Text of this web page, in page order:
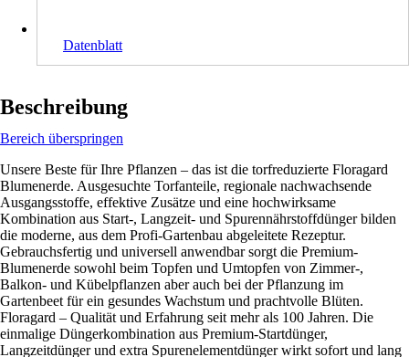
Datenblatt
Beschreibung
Bereich überspringen
Unsere Beste für Ihre Pflanzen – das ist die torfreduzierte Floragard
Blumenerde. Ausgesuchte Torfanteile, regionale nachwachsende
Ausgangsstoffe, effektive Zusätze und eine hochwirksame
Kombination aus Start-, Langzeit- und Spurennährstoffdünger bilden
die moderne, aus dem Profi-Gartenbau abgeleitete Rezeptur.
Gebrauchsfertig und universell anwendbar sorgt die Premium-
Blumenerde sowohl beim Topfen und Umtopfen von Zimmer-,
Balkon- und Kübelpflanzen aber auch bei der Pflanzung im
Gartenbeet für ein gesundes Wachstum und prachtvolle Blüten.
Floragard – Qualität und Erfahrung seit mehr als 100 Jahren. Die
einmalige Düngerkombination aus Premium-Startdünger,
Langzeitdünger und extra Spurenelementdünger wirkt sofort und lang